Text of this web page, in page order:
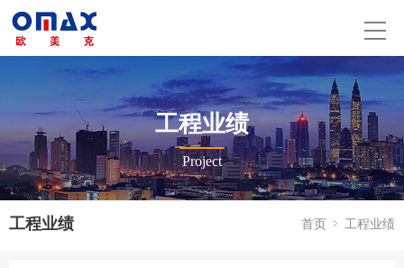
工程业绩
Project
工程业绩 首页 工程业绩